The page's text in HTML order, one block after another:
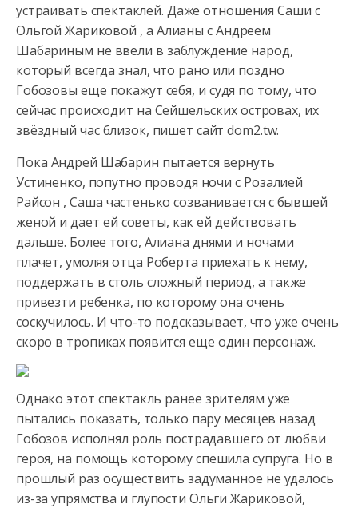
устраивать спектаклей. Даже отношения Саши с
Ольгой Жариковой , а Алианы с Андреем
Шабариным не ввели в заблуждение народ,
который всегда знал, что рано или поздно
Гобозовы еще покажут себя, и судя по тому, что
сейчас происходит на Сейшельских островах, их
звёздный час близок, пишет сайт dom2.tw.
Пока Андрей Шабарин пытается вернуть
Устиненко, попутно проводя ночи с Розалией
Райсон , Саша частенько созванивается с бывшей
женой и дает ей советы, как ей действовать
дальше. Более того, Алиана днями и ночами
плачет, умоляя отца Роберта приехать к нему,
поддержать в столь сложный период, а также
привезти ребенка, по которому она очень
соскучилось. И что-то подсказывает, что уже очень
скоро в тропиках появится еще один персонаж.
Однако этот спектакль ранее зрителям уже
пытались показать, только пару месяцев назад
Гобозов исполнял роль пострадавшего от любви
героя, на помощь которому спешила супруга. Но в
прошлый раз осуществить задуманное не удалось
из-за упрямства и глупости Ольги Жариковой,